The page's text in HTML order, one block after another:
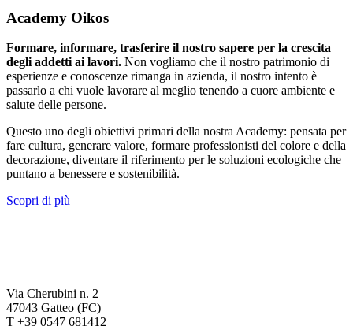
Academy Oikos
Formare, informare, trasferire il nostro sapere per la crescita
degli addetti ai lavori. Non vogliamo che il nostro patrimonio di
esperienze e conoscenze rimanga in azienda, il nostro intento è
passarlo a chi vuole lavorare al meglio tenendo a cuore ambiente e
salute delle persone.
Questo uno degli obiettivi primari della nostra Academy: pensata per
fare cultura, generare valore, formare professionisti del colore e della
decorazione, diventare il riferimento per le soluzioni ecologiche che
puntano a benessere e sostenibilità.
Scopri di più
Via Cherubini n. 2
47043 Gatteo (FC)
T +39 0547 681412